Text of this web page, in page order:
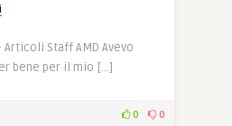
Articoli Staff AMD Avevo
bene per il mio […]
0 0